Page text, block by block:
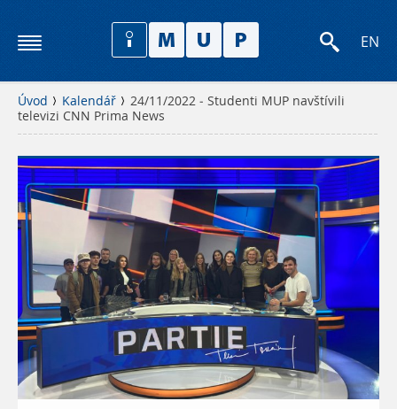
EN
Úvod Kalendář
24/11/2022 - Studenti MUP navštívili
televizi CNN Prima News